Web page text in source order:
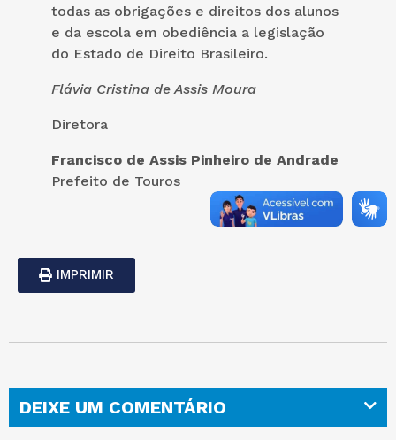
todas as obrigações e direitos dos alunos
e da escola em obediência a legislação
do Estado de Direito Brasileiro.
Flávia Cristina de Assis Moura
Diretora
Francisco de Assis Pinheiro de Andrade
Prefeito de Touros
IMPRIMIR
DEIXE UM COMENTÁRIO